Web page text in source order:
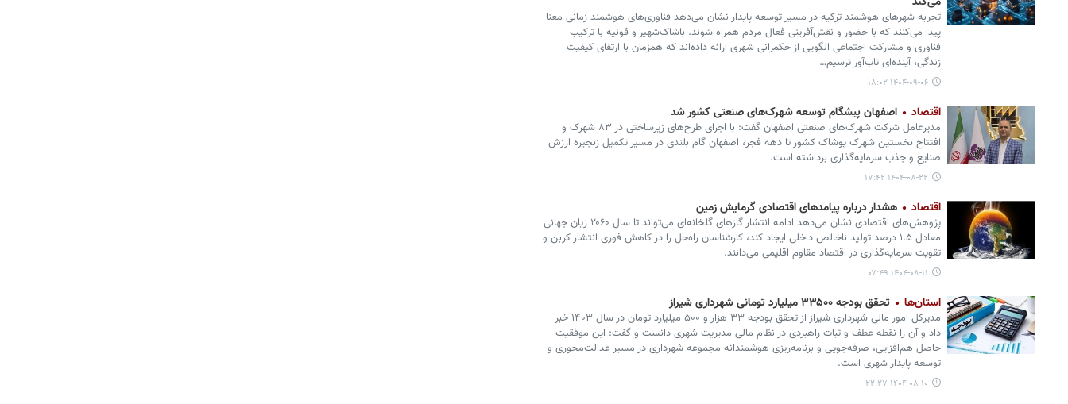
تجربه شهرهای هوشمند ترکیه در مسیر توسعه پایدار نشان می‌دهد فناوری‌های هوشمند زمانی معنا
پیدا می‌کنند که با حضور و نقش‌آفرینی فعال مردم همراه شوند. باشاک‌شهیر و قونیه با ترکیب
فناوری و مشارکت اجتماعی الگویی از حکمرانی شهری ارائه داده‌اند که همزمان با ارتقای کیفیت
زندگی، آینده‌ای تاب‌آور ترسیم…
۱۴۰۴-۰۹-۰۶ ۱۸:۰۲
اقتصاد اصفهان پیشگام توسعه شهرک‌های صنعتی کشور شد
مدیرعامل شرکت شهرک‌های صنعتی اصفهان گفت: با اجرای طرح‌های زیرساختی در ۸۳ شهرک و
افتتاح نخستین شهرک پوشاک کشور تا دهه فجر، اصفهان گام بلندی در مسیر تکمیل زنجیره ارزش
صنایع و جذب سرمایه‌گذاری برداشته است.
۱۴۰۴-۰۸-۲۲ ۱۷:۴۲
اقتصاد هشدار درباره پیامدهای اقتصادی گرمایش زمین
پژوهش‌های اقتصادی نشان می‌دهد ادامه انتشار گازهای گلخانه‌ای می‌تواند تا سال ۲۰۶۰ زیان جهانی
معادل ۱.۵ درصد تولید ناخالص داخلی ایجاد کند، کارشناسان راه‌حل را در کاهش فوری انتشار کربن و
تقویت سرمایه‌گذاری در اقتصاد مقاوم اقلیمی می‌دانند.
۱۴۰۴-۰۸-۱۱ ۰۷:۴۹
استان‌ها تحقق بودجه ۳۳۵۰۰ میلیارد تومانی شهرداری شیراز
مدیرکل امور مالی شهرداری شیراز از تحقق بودجه ۳۳ هزار و ۵۰۰ میلیارد تومان در سال ۱۴۰۳ خبر
داد و آن را نقطه عطف و ثبات راهبردی در نظام مالی مدیریت شهری دانست و گفت: این موفقیت
حاصل هم‌افزایی، صرفه‌جویی و برنامه‌ریزی هوشمندانه مجموعه شهرداری در مسیر عدالت‌محوری و
توسعه پایدار شهری است.
۱۴۰۴-۰۸-۱۰ ۲۲:۲۷